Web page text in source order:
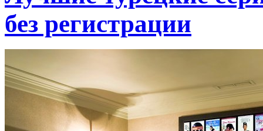
без регистрации